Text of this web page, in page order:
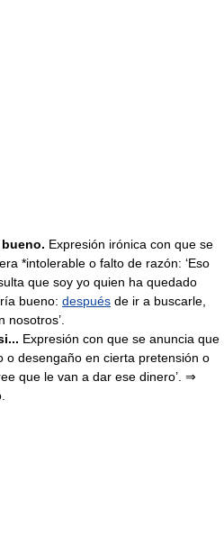
Expresión irónica con que se
*intolerable o falto de razón: ‘Eso
que soy yo quien ha quedado
bueno: después de ir a buscarle,
Expresión con que se anuncia que
o desengaño en cierta pretensión o
que le van a dar ese dinero’. ⇒